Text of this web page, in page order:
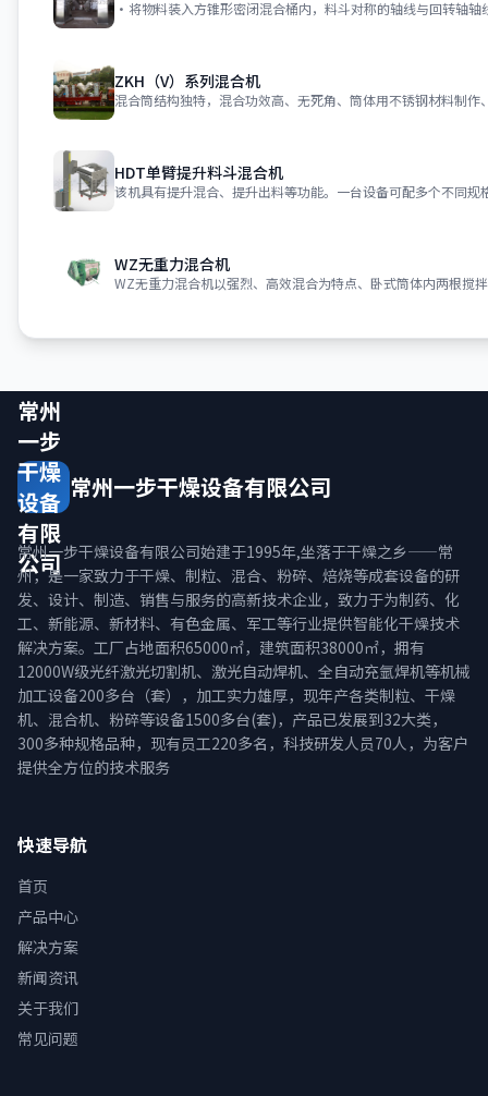
ZKH（V）系列混合机
HDT单臂提升料斗混合机
WZ无重力混合机
常州
一步
干燥
设备
有限
公司
常州一步干燥设备有限公司
常州一步干燥设备有限公司始建于1995年,坐落于干燥之乡——常
州，是一家致力于干燥、制粒、混合、粉碎、焙烧等成套设备的研
发、设计、制造、销售与服务的高新技术企业，致力于为制药、化
工、新能源、新材料、有色金属、军工等行业提供智能化干燥技术
解决方案。工厂占地面积65000㎡，建筑面积38000㎡，拥有
12000W级光纤激光切割机、激光自动焊机、全自动充氩焊机等机械
加工设备200多台（套），加工实力雄厚，现年产各类制粒、干燥
机、混合机、粉碎等设备1500多台(套)，产品已发展到32大类，
300多种规格品种，现有员工220多名，科技研发人员70人，为客户
提供全方位的技术服务
快速导航
首页
产品中心
解决方案
新闻资讯
关于我们
常见问题